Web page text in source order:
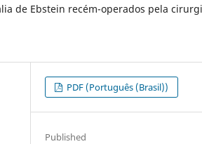
de Ebstein recém-operados pela
PDF (Português (Brasil))
Published